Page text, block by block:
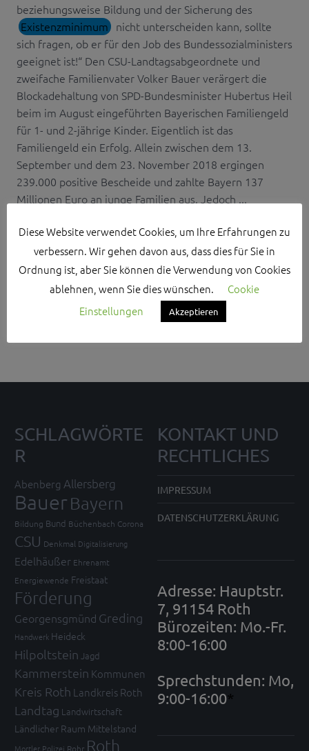
beziehungsweise Bildung und der Sicherung des
Existenzminimum nicht unterscheiden kann, sollte
sich fragen, ob er für den Job des Bundessozialministers
geeignet ist!“ Den CSU-Landtagsabgeordnete und
zweifache Familienvater Volker Bauer verärgert die
Blockadehaltung von SPD-Bundesminister Hubertus Heil
beim im August eingeführten Bayerischen Familiengeld
für 1- und 2-jährige Kinder. Eigentlich ist das
Familiengeld ein Erfolg. Allein zwischen dem 13.
September und dem 23. November 2018 ergingen
239.000 positive Bescheide und zahlte Bayern 137
Millionen Euro an junge Familien aus. Jedoch ...
Search Sidebar Widget Area
Please login and add some widgets to this widget area.
SCHLAGWÖRTE
R
Abenberg Allersberg
Bauer Bayern
Bildung Bund Büchenbach Corona
CSU Denkmal Digitalisierung
Edelhäußer Ehrenamt
Energiewende Freistaat
Förderung
Georgensgmünd Greding
Handwerk Heideck
Hilpoltstein Jagd
Kammerstein Kommunen
Kreis Roth Landkreis Roth
Landtag Landwirtschaft
Ländlicher Raum Mittelstand
Mortler Polizei Rohr Roth
KONTAKT UND
RECHTLICHES
IMPRESSUM
DATENSCHUTZERKLÄRUNG
Adresse: Hauptstr.
7, 91154 Roth
Bürozeiten: Mo.-Fr.
8:00-16:00
Sprechstunden: Mo,
9:00-16:00*
Diese Website verwendet Cookies, um Ihre Erfahrungen zu
verbessern. Wir gehen davon aus, dass dies für Sie in
Ordnung ist, aber Sie können die Verwendung von Cookies
ablehnen, wenn Sie dies wünschen.
Cookie
Einstellungen
Akzeptieren